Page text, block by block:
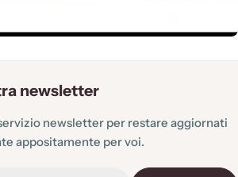
newsletter
newsletter per restare aggiornati
appositamente per voi.